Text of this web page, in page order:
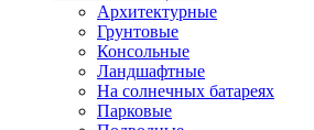
Архитектурные
Грунтовые
Консольные
Ландшафтные
На солнечных батареях
Парковые